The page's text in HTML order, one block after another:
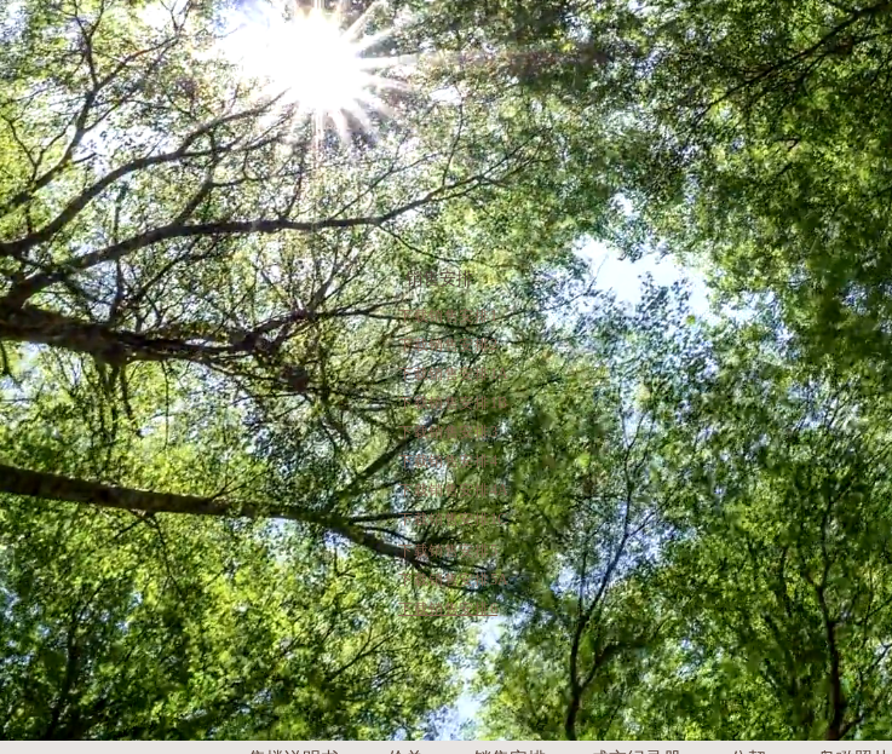
销售安排
下载销售安排1
下载销售安排2
下载销售安排1A
下载销售安排1B
下载销售安排3
下载销售安排4
下载销售安排4A
下载销售安排1C
下载销售安排5
下载销售安排5A
下载销售安排6